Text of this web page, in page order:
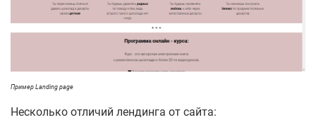
Пример Landing page
Несколько отличий лендинга от сайта: